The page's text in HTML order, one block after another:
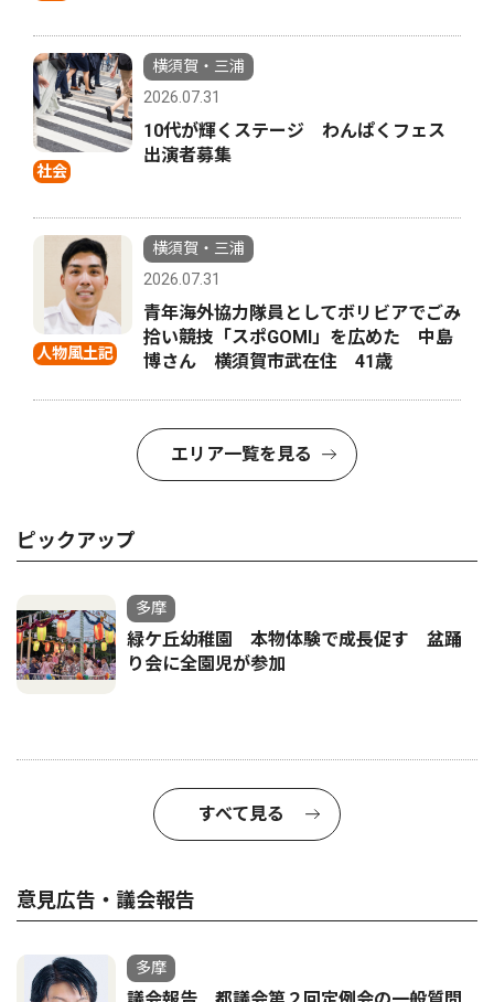
社会
横須賀・三浦
2026.07.31
10代が輝くステージ わんぱくフェス
出演者募集
人物風土記
横須賀・三浦
2026.07.31
青年海外協力隊員としてボリビアでごみ
拾い競技「スポGOMI」を広めた 中島
博さん 横須賀市武在住 41歳
エリア一覧を見る
ピックアップ
多摩
緑ケ丘幼稚園 本物体験で成長促す 盆踊
り会に全園児が参加
すべて見る
意見広告・議会報告
多摩